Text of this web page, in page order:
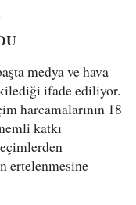
medya ve hava
ifade ediliyor.
harcamalarının 18
katkı
ertelenmesine